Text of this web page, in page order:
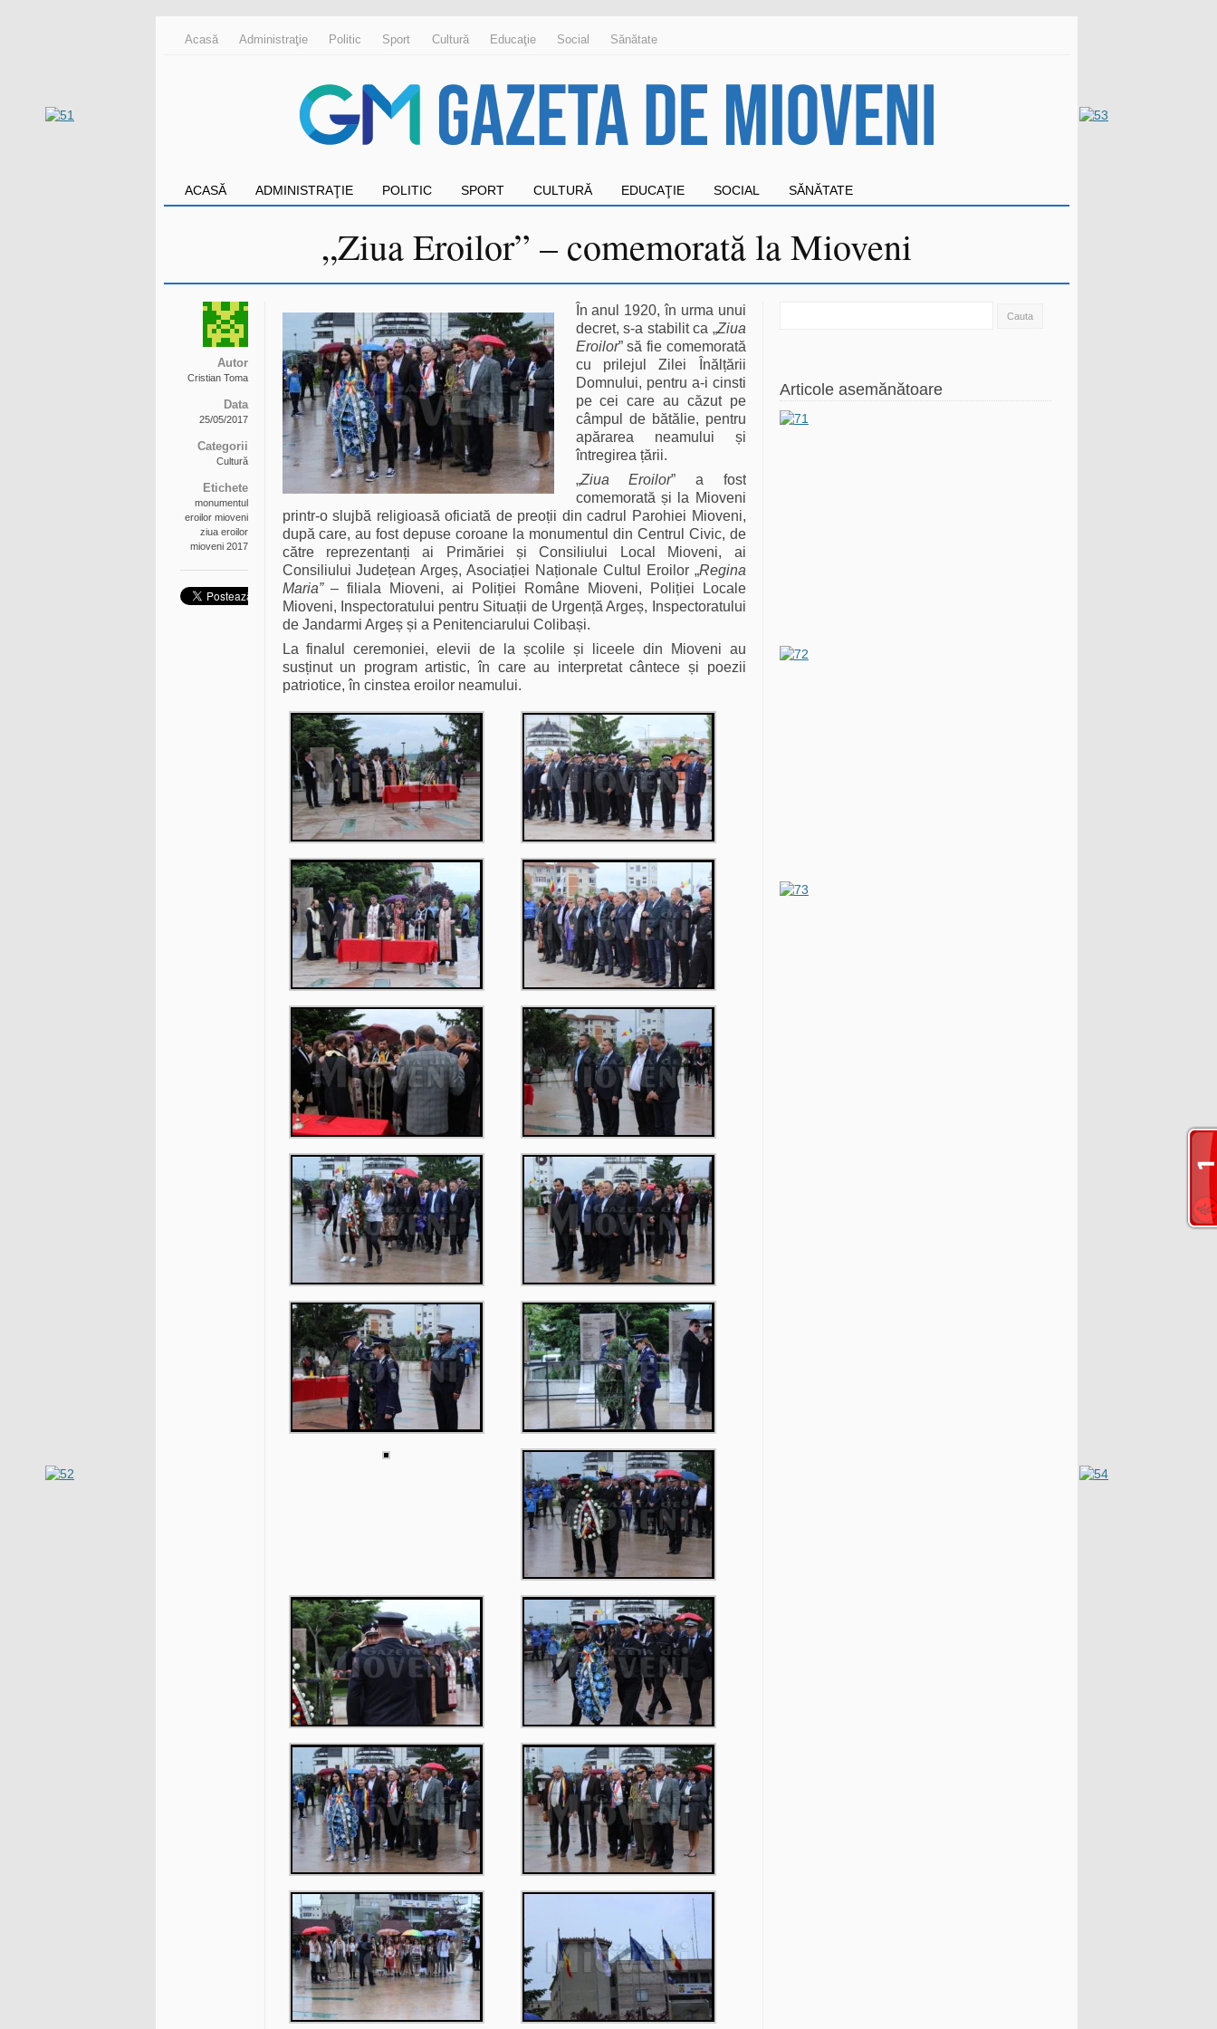
Acasă Administraţie Politic Sport Cultură Educaţie Social Sănătate
ACASĂ ADMINISTRAŢIE POLITIC SPORT CULTURĂ EDUCAŢIE SOCIAL SĂNĂTATE
„Ziua Eroilor” – comemorată la Mioveni
Autor
Cristian Toma
Data
25/05/2017
Categorii
Cultură
Etichete
monumentul
eroilor mioveni
ziua eroilor
mioveni 2017
În anul 1920, în urma unui
decret, s-a stabilit ca „Ziua
Eroilor” să fie comemorată
cu prilejul Zilei Înălțării
Domnului, pentru a-i cinsti
pe cei care au căzut pe
câmpul de bătălie, pentru
apărarea neamului și
întregirea țării.
„Ziua Eroilor” a fost
comemorată și la Mioveni
printr-o slujbă religioasă oficiată de preoții din cadrul Parohiei Mioveni,
după care, au fost depuse coroane la monumentul din Centrul Civic, de
către reprezentanți ai Primăriei și Consiliului Local Mioveni, ai
Consiliului Județean Argeș, Asociației Naționale Cultul Eroilor „Regina
Maria”– filiala Mioveni, ai Poliției Române Mioveni, Poliției Locale
Mioveni, Inspectoratului pentru Situații de Urgență Argeș, Inspectoratului
de Jandarmi Argeș și a Penitenciarului Colibași.
La finalul ceremoniei, elevii de la școlile și liceele din Mioveni au
susținut un program artistic, în care au interpretat cântece și poezii
patriotice, în cinstea eroilor neamului.
Articole asemănătoare